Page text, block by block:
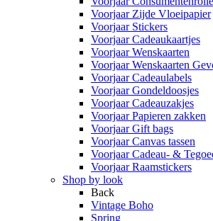
Voorjaar Zijde Vloeipapier
Voorjaar Stickers
Voorjaar Cadeaukaartjes
Voorjaar Wenskaarten
Voorjaar Wenskaarten
Voorjaar Cadeaulabels
Voorjaar Gondeldoosjes
Voorjaar Cadeauzakjes
Voorjaar Papieren zakken
Voorjaar Gift bags
Voorjaar Canvas tassen
Voorjaar Cadeau- &
Voorjaar Raamstickers
Shop by look
Back
Vintage Boho
Spring